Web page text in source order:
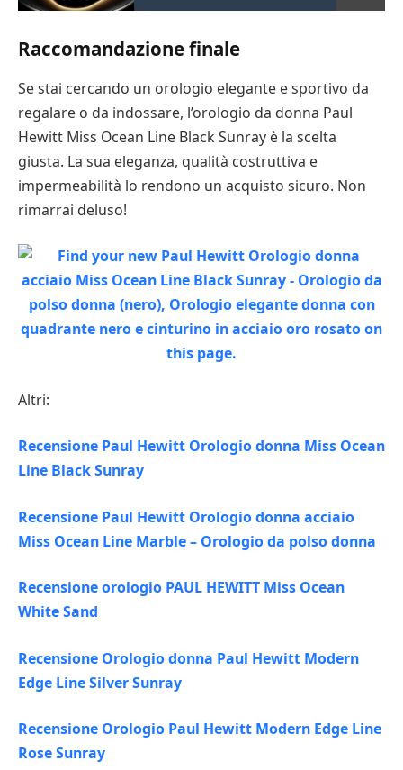
Raccomandazione finale
Se stai cercando un orologio elegante e sportivo da
regalare o da indossare, l’orologio da donna Paul
Hewitt Miss Ocean Line Black Sunray è la scelta
giusta. La sua eleganza, qualità costruttiva e
impermeabilità lo rendono un acquisto sicuro. Non
rimarrai deluso!
Altri:
Recensione Paul Hewitt Orologio donna Miss Ocean
Line Black Sunray
Recensione Paul Hewitt Orologio donna acciaio
Miss Ocean Line Marble – Orologio da polso donna
Recensione orologio PAUL HEWITT Miss Ocean
White Sand
Recensione Orologio donna Paul Hewitt Modern
Edge Line Silver Sunray
Recensione Orologio Paul Hewitt Modern Edge Line
Rose Sunray